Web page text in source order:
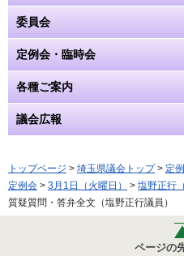
委員会
定例会・臨時会
各種ご案内
議会広報
トップページ > 埼玉県議会トップ> 定
定例会 > 3月1日（火曜日） > 塩野正行
質疑質問・答弁全文（塩野正行議員）
ページの